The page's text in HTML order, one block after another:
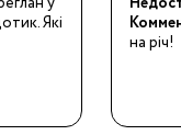
Які
на річ!